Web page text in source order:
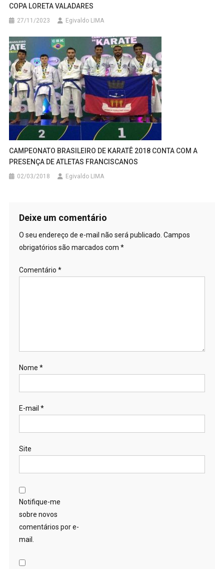
COPA LORETA VALADARES
27/11/2023 Egivaldo LIMA
CAMPEONATO BRASILEIRO DE KARATÊ 2018 CONTA COM A
PRESENÇA DE ATLETAS FRANCISCANOS
02/03/2018 Egivaldo LIMA
Deixe um comentário
O seu endereço de e-mail não será publicado. Campos
obrigatórios são marcados com *
Comentário *
Nome *
E-mail *
Site
Notifique-me
sobre novos
comentários por e-
mail.